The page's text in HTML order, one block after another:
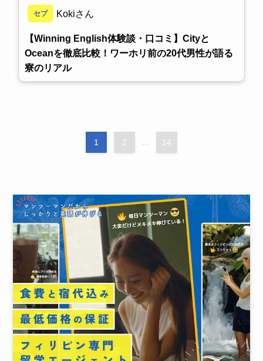
セブ Kokiさん
【Winning English体験談・口コミ】Cityと
Oceanを徹底比較！ワーホリ前の20代男性が語る
寮のリアル
1 2 ... 14